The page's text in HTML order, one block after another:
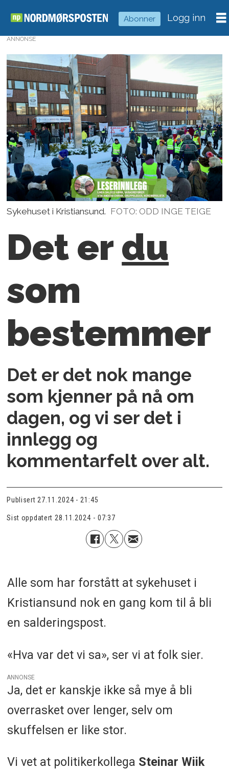
Abonner Logg inn
ANNONSE
Sykehuset i Kristiansund. FOTO: ODD INGE TEIGE
Det er du
som
bestemmer
Det er det nok mange
som kjenner på nå om
dagen, og vi ser det i
innlegg og
kommentarfelt over alt.
Publisert 27.11.2024 - 21:45
Sist oppdatert 28.11.2024 - 07:37
Alle som har forstått at sykehuset i
Kristiansund nok en gang kom til å bli
en salderingspost.
«Hva var det vi sa», ser vi at folk sier.
ANNONSE
Ja, det er kanskje ikke så mye å bli
overrasket over lenger, selv om
skuffelsen er like stor.
Vi vet at politikerkollega Steinar Wiik